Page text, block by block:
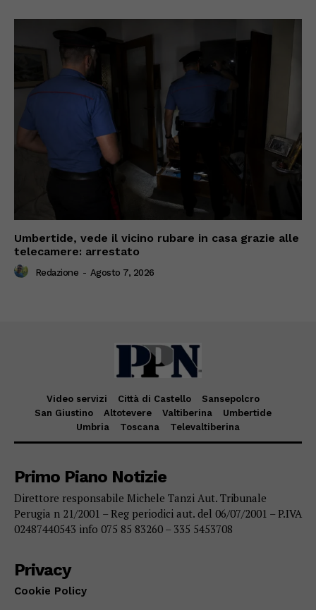
Umbertide, vede il vicino rubare in casa grazie alle
telecamere: arrestato
Redazione - Agosto 7, 2026
Video servizi Città di Castello
Sansepolcro
San Giustino
Altotevere Valtiberina
Umbertide
Umbria
Toscana Televaltiberina
Primo Piano Notizie
Direttore responsabile Michele Tanzi Aut. Tribunale
Perugia n 21/2001 – Reg periodici aut. del 06/07/2001 – P.IVA
02487440543 info 075 85 83260 – 335 5453708
Privacy
Cookie Policy